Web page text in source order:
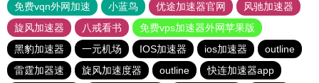
免费vqn外网加速
小蓝鸟 优途加速器官网
风驰加速器
旋风加速器
八戒看书
免费vps加速器外网苹果版
黑豹加速器
一元机场 IOS加速器 ios加速器
outline
雷霆加器速
旋风加速度器 outline
快连加速器app